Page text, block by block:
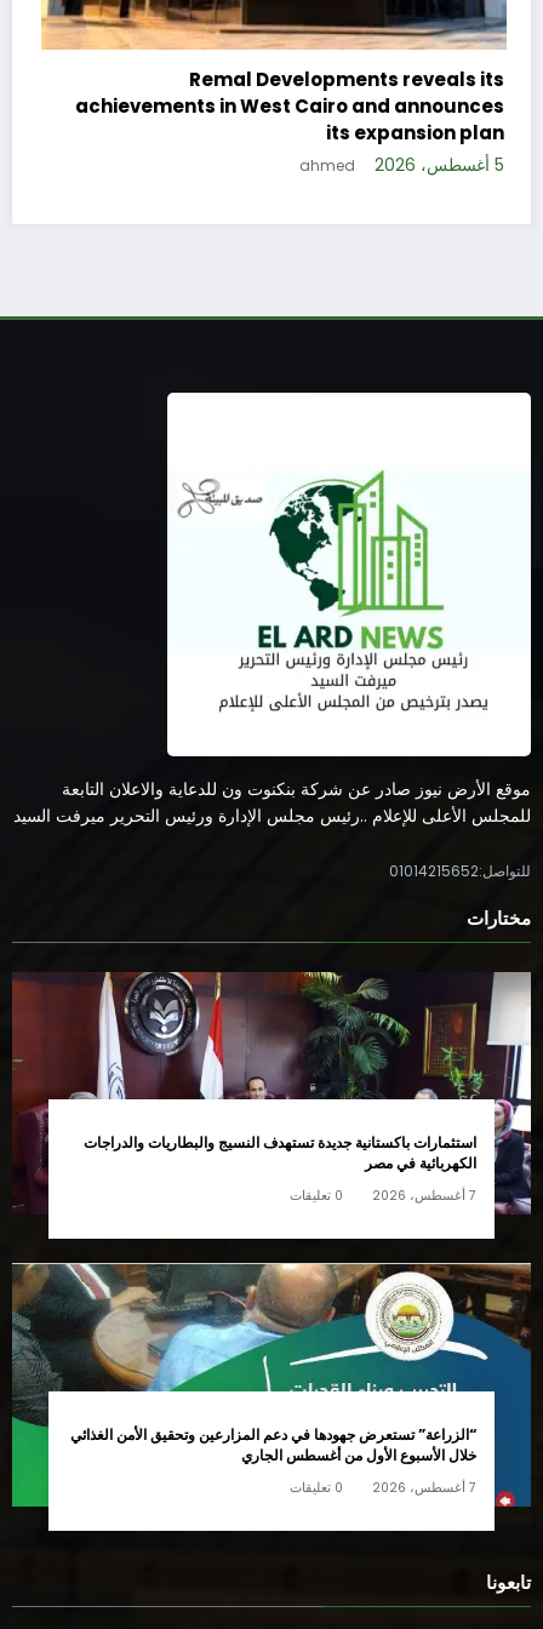
and announces
Inclusion and Customer-
موقع الأرض نيوز صادر عن شركة بنكنوت ون للدعاية والاعلان التابعة
للمجلس الأعلى للإعلام ..رئيس مجلس الإدارة ورئيس التحرير ميرفت السيد
للتواصل:01014215652
مختارات
الكهربائية في مصر
7 أغسطس، 2026 0 تعليقات